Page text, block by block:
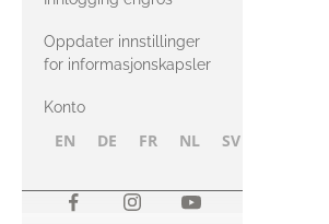
Oppdater innstillinger
for informasjonskapsler
Konto
EN DE FR NL SV